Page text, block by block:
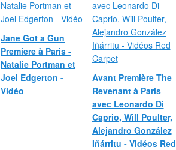
Jane Got a Gun
Premiere à Paris -
Natalie Portman et
Joel Edgerton -
Vidéo
Avant Première The
Revenant à Paris
avec Leonardo Di
Caprio, Will Poulter,
Alejandro González
Iñárritu - Vidéos Red